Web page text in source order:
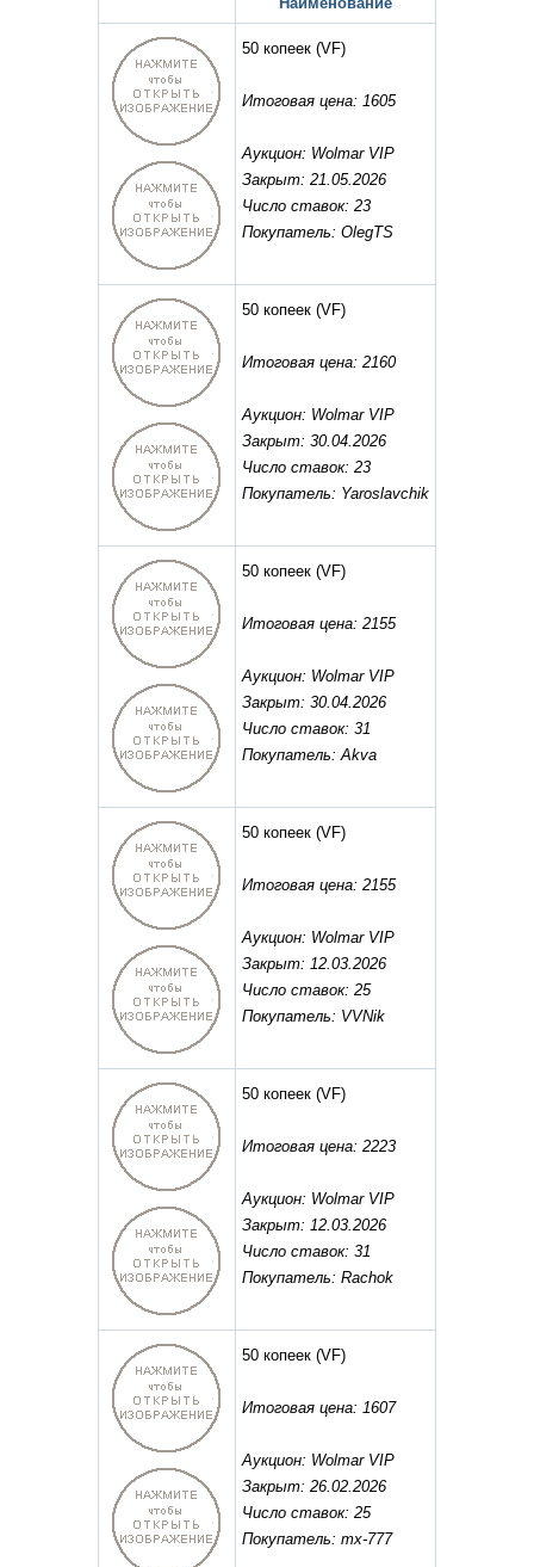
50 копеек (VF)
Итоговая цена: 1605
Аукцион: Wolmar VIP
Закрыт: 21.05.2026
Число ставок: 23
Покупатель: OlegTS
50 копеек (VF)
Итоговая цена: 2160
Аукцион: Wolmar VIP
Закрыт: 30.04.2026
Число ставок: 23
Покупатель: Yaroslavchik
50 копеек (VF)
Итоговая цена: 2155
Аукцион: Wolmar VIP
Закрыт: 30.04.2026
Число ставок: 31
Покупатель: Akva
50 копеек (VF)
Итоговая цена: 2155
Аукцион: Wolmar VIP
Закрыт: 12.03.2026
Число ставок: 25
Покупатель: VVNik
50 копеек (VF)
Итоговая цена: 2223
Аукцион: Wolmar VIP
Закрыт: 12.03.2026
Число ставок: 31
Покупатель: Rachok
50 копеек (VF)
Итоговая цена: 1607
Аукцион: Wolmar VIP
Закрыт: 26.02.2026
Число ставок: 25
Покупатель: mx-777